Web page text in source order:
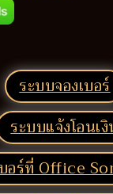
ระบบจองเบอร์
ระบบแจ้งโอนเ
อร์ที่ Office